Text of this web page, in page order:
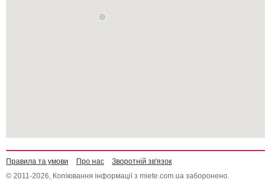
Правила та умови Про нас
Зворотній зв'язок
© 2011-2026, Копіювання інформації з miete.com.ua заборонено.